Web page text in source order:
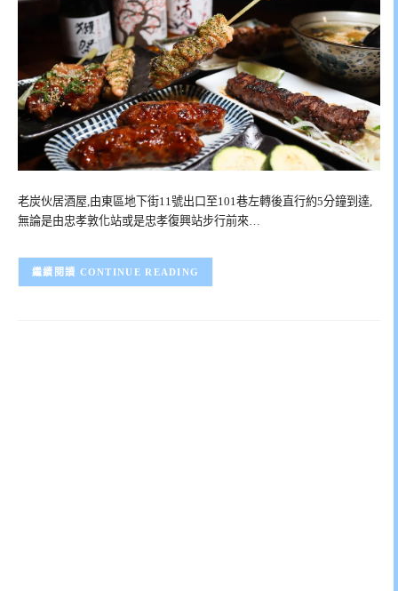
老炭伙居酒屋,由東區地下街11號出口至101巷左轉後直行約5分鐘到達,
無論是由忠孝敦化站或是忠孝復興站步行前來…
CONTINUE READING